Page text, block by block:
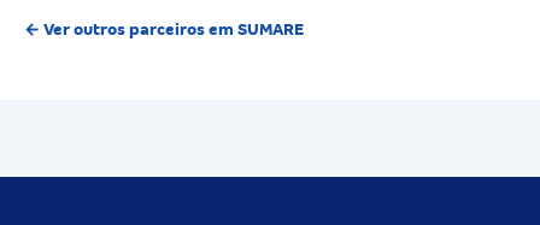
← Ver outros parceiros em SUMARE